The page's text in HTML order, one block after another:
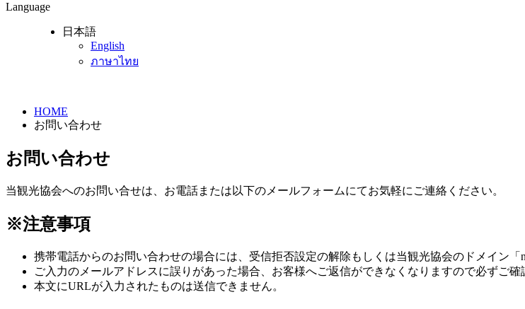
Language
日本語
English
ภาษาไทย
HOME
お問い合わせ
お問い合わせ
当観光協会へのお問い合せは、お電話または以下のメールフォームにてお気軽にご連絡ください。
※注意事項
携帯電話からのお問い合わせの場合には、受信拒否設定の解除もしくは当観光協会のドメイン「
ご入力のメールアドレスに誤りがあった場合、お客様へご返信ができなくなりますので必ずご確
本文にURLが入力されたものは送信できません。